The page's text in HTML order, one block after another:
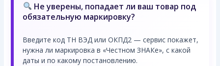
Не уверены, попадает ли ваш товар под
обязательную маркировку?
Введите код ТН ВЭД или ОКПД2 — сервис покажет,
нужна ли маркировка в «Честном ЗНАКе», с какой
даты и по какому постановлению.